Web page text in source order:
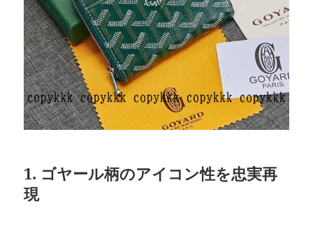
1. ゴヤール柄のアイコン性を忠実再
現